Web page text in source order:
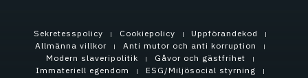
Sekretesspolicy Cookiepolicy
Uppförandekod
Allmänna villkor
Anti mutor och anti korruption
Modern slaveripolitik
Gåvor och gästfrihet
Immateriell egendom
ESG/Miljösocial styrning